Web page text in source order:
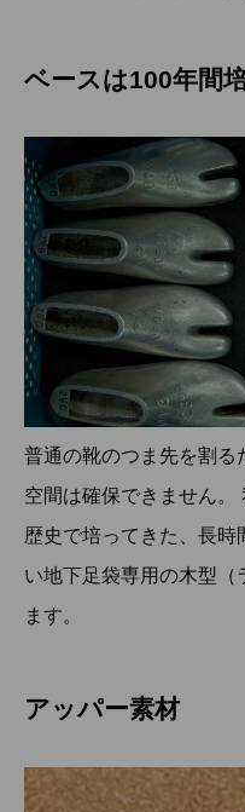
ベースは100年間
普通の靴のつま先を割る
空間は確保できません
歴史で培ってきた、長時
い地下足袋専用の木型（
ます。
アッパー素材